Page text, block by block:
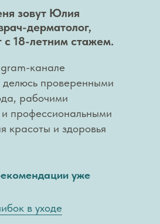
канале
делюсь проверенными
рабочими
профессиональными
красоты и здоровья
в уходе
уже
зовут Юлия
дерматолог,
с 18-летним стажем.